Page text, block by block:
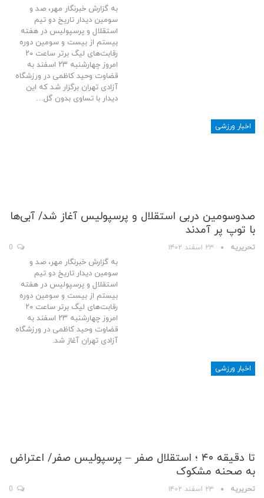
به گزارش خبرنگار مهر، صد و
سومین دیدار تاریخ دو تیم
استقلال و پرسپولیس در هفته
بیستم از بیست و سومین دوره
رقابت‌های لیگ برتر ساعت ۲۰
امروز چهارشنبه ۲۳ اسفند به
قضاوت وحید کاظمی در ورزشگاه
آزادی تهران برگزار شد که این
دیدار با تساوی بدون گل…
اخبار ورزشی
صدوسومین دربی استقلال و پرسپولیس آغاز شد/ آبی‌ها
با توپ پر آمدند
تحریریه ۲۳ اسفند ۱۴۰۲
به گزارش خبرنگار مهر، صد و
سومین دیدار تاریخ دو تیم
استقلال و پرسپولیس در هفته
بیستم از بیست و سومین دوره
رقابت‌های لیگ برتر ساعت ۲۰
امروز چهارشنبه ۲۳ اسفند به
قضاوت وحید کاظمی در ورزشگاه
آزادی تهران آغاز شد.
اخبار ورزشی
تا دقیقه ۴۰ ؛ استقلال صفر – پرسپولیس صفر/ اعتراض
به صحنه مشکوک
تحریریه ۲۳ اسفند ۱۴۰۲